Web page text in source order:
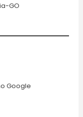
GO
Google